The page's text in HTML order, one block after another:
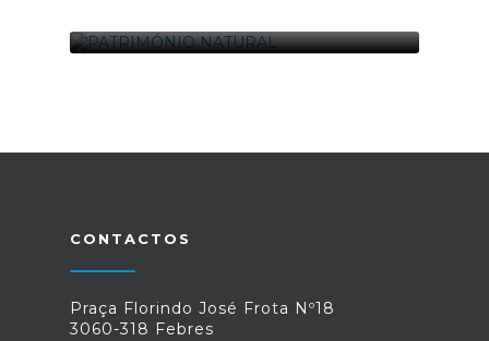
01-01-2017
CONTACTOS
Praça Florindo José Frota Nº18
3060-318 Febres